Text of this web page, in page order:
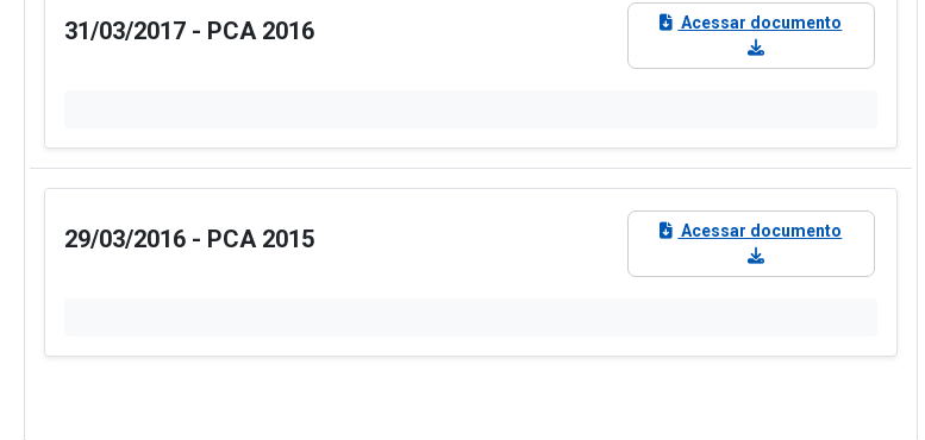
31/03/2017 - PCA 2016 Acessar documento
29/03/2016 - PCA 2015 Acessar documento